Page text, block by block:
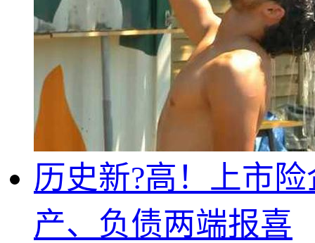
历史新?高！上市
产、负债两端报喜